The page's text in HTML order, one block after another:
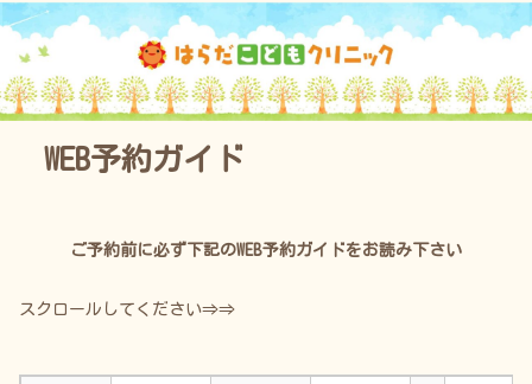
育児を応援する 大阪市西区の小児科
WEB予約ガイド
ご予約前に必ず下記のWEB予約ガイドをお読み下さい
スクロールしてください⇒⇒